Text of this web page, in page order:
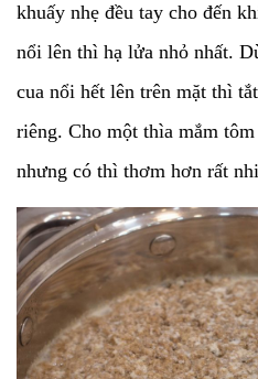
khuấy nhẹ đều tay cho đến
nổi lên thì hạ lửa nhỏ nhất.
cua nổi hết lên trên mặt thì
riêng. Cho một thìa mắm
nhưng có thì thơm hơn rất